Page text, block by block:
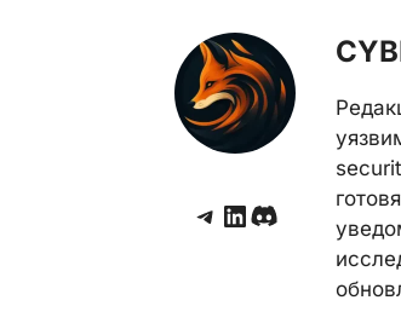
Telegram
LinkedIn
Discord